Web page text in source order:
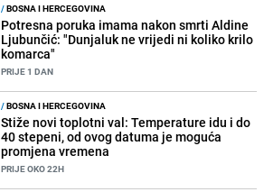
/BOSNA I HERCEGOVINA
Potresna poruka imama nakon smrti Aldine
Ljubunčić: "Dunjaluk ne vrijedi ni koliko krilo
komarca"
PRIJE 1 DAN
/BOSNA I HERCEGOVINA
Stiže novi toplotni val: Temperature idu i do
40 stepeni, od ovog datuma je moguća
promjena vremena
PRIJE OKO 22H